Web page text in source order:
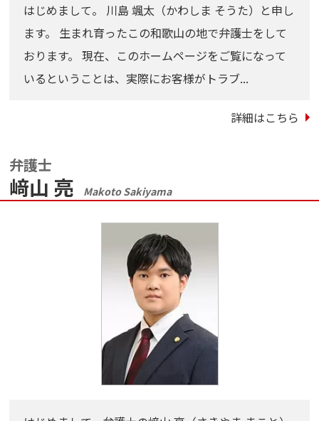
はじめまして。 川島 颯太（かわしま そうた）と申し
ます。 生まれ育ったこの和歌山の地で弁護士をして
おります。 現在、このホームページをご覧になって
いるということは、実際にお客様がトラブ...
詳細はこちら
弁護士
﨑山 亮 Makoto Sakiyama